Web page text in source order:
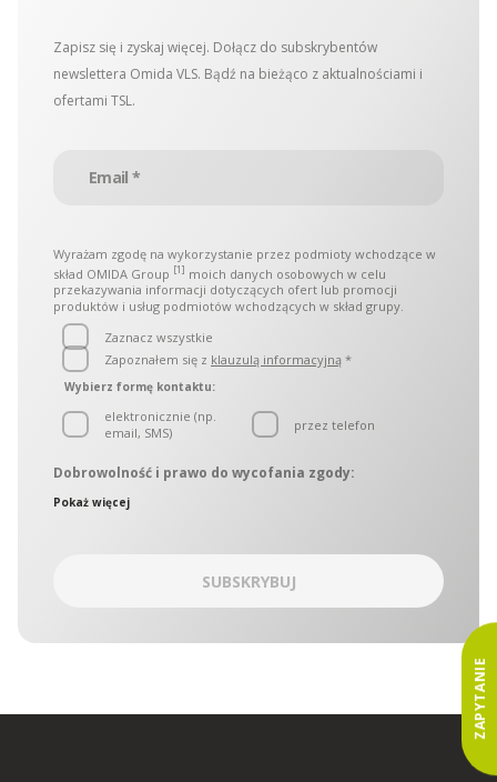
Zapisz się i zyskaj więcej. Dołącz do subskrybentów
newslettera Omida VLS. Bądź na bieżąco z aktualnościami i
ofertami TSL.
Wyrażam zgodę na wykorzystanie przez podmioty wchodzące w
skład OMIDA Group [1] moich danych osobowych w celu
przekazywania informacji dotyczących ofert lub promocji
produktów i usług podmiotów wchodzących w skład grupy.
Zaznacz wszystkie
Zapoznałem się z klauzulą informacyjną *
Wybierz formę kontaktu:
elektronicznie (np.
email, SMS)
przez telefon
Dobrowolność i prawo do wycofania zgody:
Administratorami danych osobowych są podmioty
wchodzące w skład OMIDA Group, zwane w dalszej części
wspólny punkt kontaktowy, który obsługuje Inspektor ochrony
danych OMIDA Group. W sprawach ochrony danych
osobowych można się kontaktować z Administratorami:
korespondencyjnie – kierując zapytania na adres Aleja
możesz wycofać swoją zgodę lub sprzeciwić się
Pokaż więcej
SUBSKRYBUJ
ZAPYTANIE